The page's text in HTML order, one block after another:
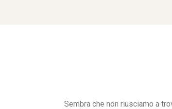
Sembra che non riusciamo a